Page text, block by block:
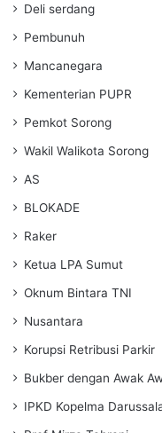
Deli serdang
Pembunuh
Mancanegara
Kementerian PUPR
Pemkot Sorong
Wakil Walikota Sorong
AS
BLOKADE
Raker
Ketua LPA Sumut
Oknum Bintara TNI
Nusantara
Korupsi Retribusi Parkir
Bukber dengan Awak
IPKD Kopelma